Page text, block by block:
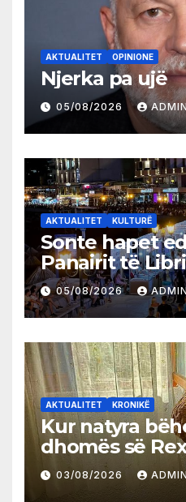
AKTUALITET OPINIONE
Njerka pa ujë
05/08/2026
AKTUALITET KULTURË
Sonte hapet
Panairit të
05/08/2026
AKTUALITET KRONIKË
Kur natyra
dhomës së
03/08/2026